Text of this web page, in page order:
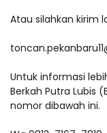
Atau silahkan kirim
Untuk informasi
Berkah Putra Lubis
nomor dibawah ini.